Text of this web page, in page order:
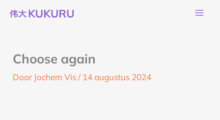
naar
Choose again
Door Jochem Vis/ 14 augustus 2024